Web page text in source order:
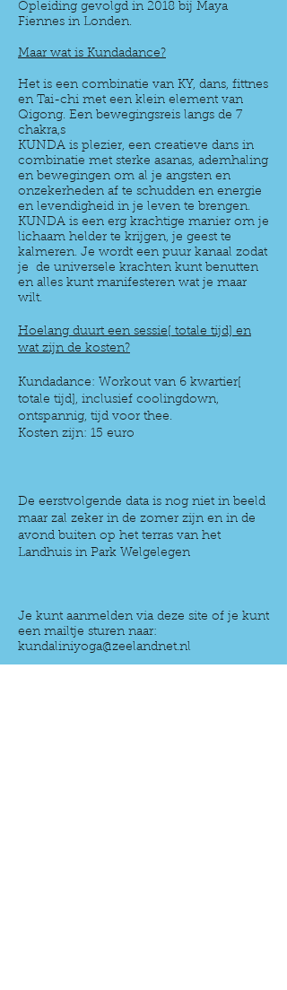
Opleiding gevolgd in 2018 bij Maya
Fiennes in Londen.
Maar wat is Kundadance?
Het is een combinatie van KY, dans, fittnes
en Tai-chi met een klein element van
Qigong. Een bewegingsreis langs de 7
chakra,s
KUNDA is plezier, een creatieve dans in
combinatie met sterke asanas, ademhaling
en bewegingen om al je angsten en
onzekerheden af te schudden en energie
en levendigheid in je leven te brengen.
KUNDA is een erg krachtige manier om je
lichaam helder te krijgen, je geest te
kalmeren. Je wordt een puur kanaal zodat
je de universele krachten kunt benutten
en alles kunt manifesteren wat je maar
wilt.
Hoelang duurt een sessie[ totale tijd] en
wat zijn de kosten?
Kundadance: Workout van 6 kwartier[
totale tijd], inclusief coolingdown,
ontspannig, tijd voor thee.
Kosten zijn: 15 euro
De eerstvolgende data is nog niet in beeld
maar zal zeker in de zomer zijn en in de
avond buiten op het terras van het
Landhuis in Park Welgelegen
Je kunt aanmelden via deze site of je kunt
een mailtje sturen naar:
kundaliniyoga@zeelandnet.nl